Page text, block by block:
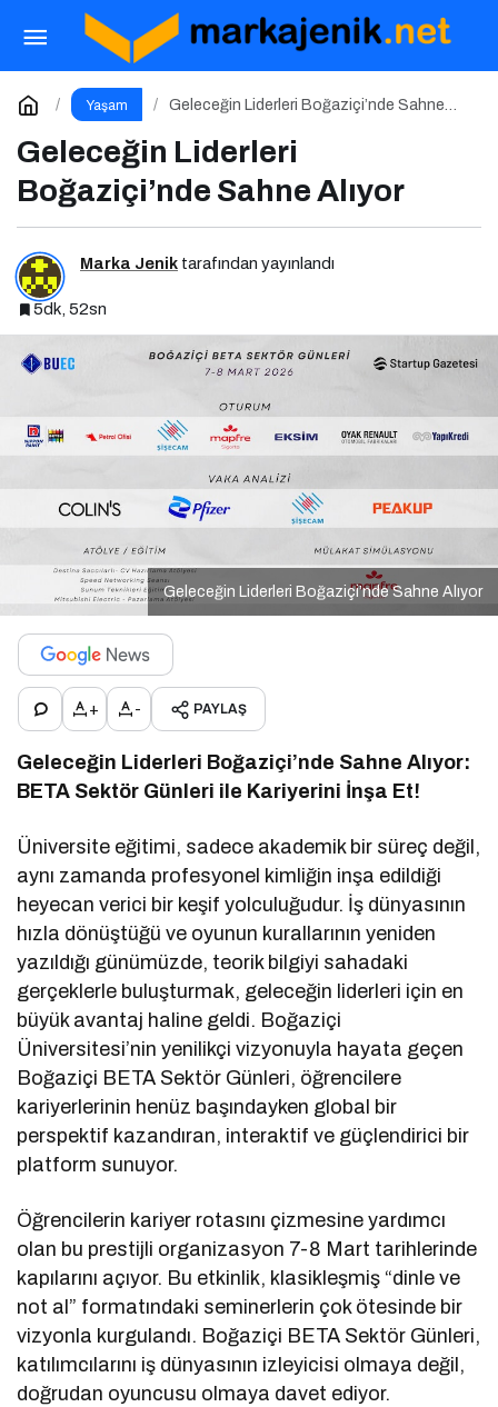
Yaşam
Geleceğin Liderleri Boğaziçi’nde Sahne
Geleceğin Liderleri
Boğaziçi’nde Sahne Alıyor
Marka Jenik tarafından yayınlandı
5dk, 52sn
Geleceğin Liderleri Boğaziçi’nde Sahne Alıyor
+ - PAYLAŞ
Geleceğin Liderleri Boğaziçi’nde Sahne Alıyor:
BETA Sektör Günleri ile Kariyerini İnşa Et!
Üniversite eğitimi, sadece akademik bir süreç değil,
aynı zamanda profesyonel kimliğin inşa edildiği
heyecan verici bir keşif yolculuğudur. İş dünyasının
hızla dönüştüğü ve oyunun kurallarının yeniden
yazıldığı günümüzde, teorik bilgiyi sahadaki
gerçeklerle buluşturmak, geleceğin liderleri için en
büyük avantaj haline geldi. Boğaziçi
Üniversitesi’nin yenilikçi vizyonuyla hayata geçen
Boğaziçi BETA Sektör Günleri, öğrencilere
kariyerlerinin henüz başındayken global bir
perspektif kazandıran, interaktif ve güçlendirici bir
platform sunuyor.
Öğrencilerin kariyer rotasını çizmesine yardımcı
olan bu prestijli organizasyon 7-8 Mart tarihlerinde
kapılarını açıyor. Bu etkinlik, klasikleşmiş “dinle ve
not al” formatındaki seminerlerin çok ötesinde bir
vizyonla kurgulandı. Boğaziçi BETA Sektör Günleri,
katılımcılarını iş dünyasının izleyicisi olmaya değil,
doğrudan oyuncusu olmaya davet ediyor.
30 Ocak Haftası Sinema Takvimi Açıklandı
Yorum Yap